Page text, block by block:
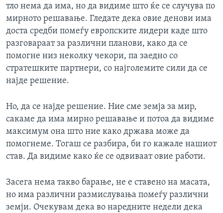
тло нема да има, но да видиме што ќе се случува по
мирното решавање. Гледате дека овие денови има
доста средби помеѓу европските лидери каде што
разговараат за различни планови, како да се
помогне низ неколку чекори, па заедно со
стратешките партнери, со најголемите сили да се
најде решение.
Но, да се најде решение. Ние сме земја за мир,
сакаме да има мирно решавање и потоа да видиме
максимум она што ние како држава може да
помогнеме. Тогаш се разбира, би го кажале нашиот
став. Да видиме како ќе се одвиваат овие работи.
Засега нема такво барање, не е ставено на масата,
но има различни размислувања помеѓу различни
земји. Очекувам дека во наредните недели дека